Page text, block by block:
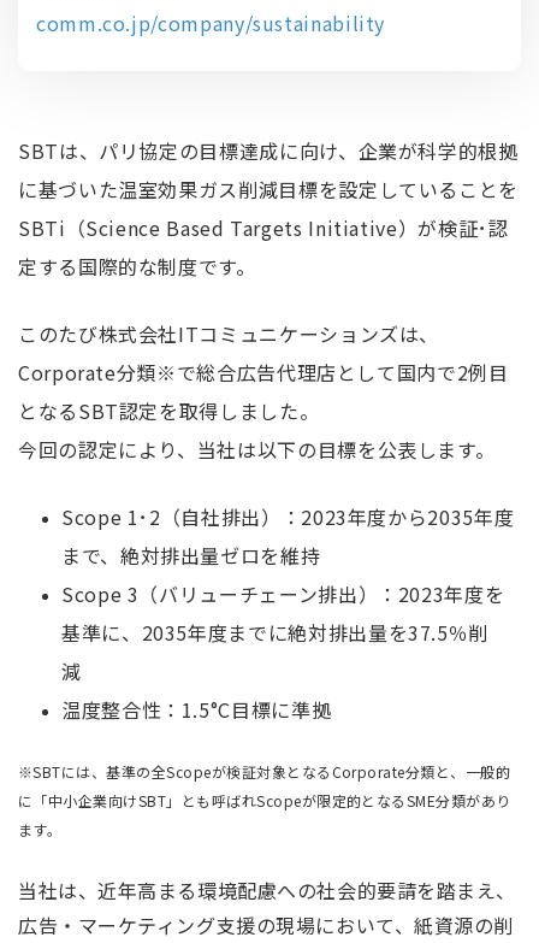
comm.co.jp/company/sustainability
SBTは、パリ協定の目標達成に向け、企業が科学的根拠
に基づいた温室効果ガス削減目標を設定していることを
SBTi（Science Based Targets Initiative）が検証･認
定する国際的な制度です。
このたび株式会社ITコミュニケーションズは、
Corporate分類※で総合広告代理店として国内で2例目
となるSBT認定を取得しました。
今回の認定により、当社は以下の目標を公表します。
Scope 1･2（自社排出）：2023年度から2035年度
まで、絶対排出量ゼロを維持
Scope 3（バリューチェーン排出）：2023年度を
基準に、2035年度までに絶対排出量を37.5％削
減
温度整合性：1.5°C目標に準拠
※SBTには、基準の全Scopeが検証対象となるCorporate分類と、一般的
に「中小企業向けSBT」とも呼ばれScopeが限定的となるSME分類があり
ます。
当社は、近年高まる環境配慮への社会的要請を踏まえ、
広告・マーケティング支援の現場において、紙資源の削